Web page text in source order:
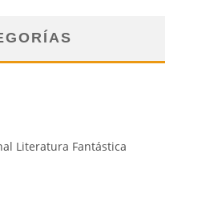
Literatura Fantástica